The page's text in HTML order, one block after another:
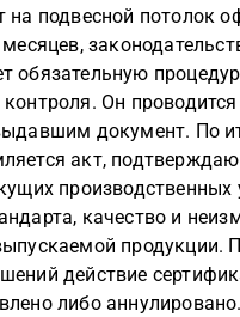
на подвесной потолок
обязательную
контроля. Он
документ. По
акт,
производственных
качество и
продукции.
действие
либо аннулировано.